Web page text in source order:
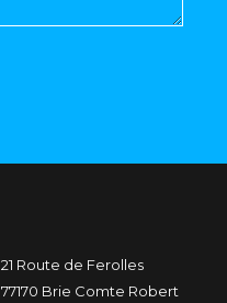
21 Route de Ferolles
77170 Brie Comte Robert